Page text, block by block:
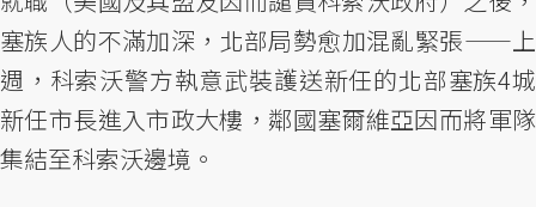
塞族人的不滿加深，北部局勢愈加混亂緊張——上
週，科索沃警方執意武裝護送新任的北部塞族4城
新任市長進入市政大樓，鄰國塞爾維亞因而將軍隊
集結至科索沃邊境。